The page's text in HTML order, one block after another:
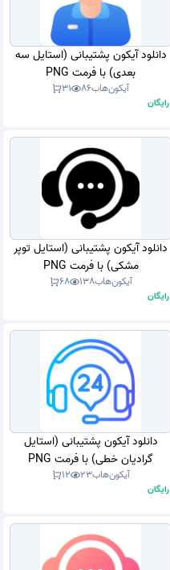
دانلود آیکون پشتیبانی (استایل سه
بعدی) با فرمت PNG
آیکون‌هاب86
31
رایگان
دانلود آیکون پشتیبانی (استایل توپر
مشکی) با فرمت PNG
آیکون‌هاب138
68
رایگان
دانلود آیکون پشتیبانی (استایل
گرادیان خطی) با فرمت PNG
آیکون‌هاب23
12
رایگان